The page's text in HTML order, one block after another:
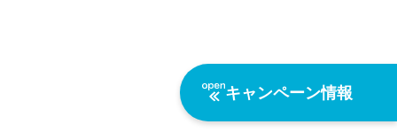
キャンペーン情報